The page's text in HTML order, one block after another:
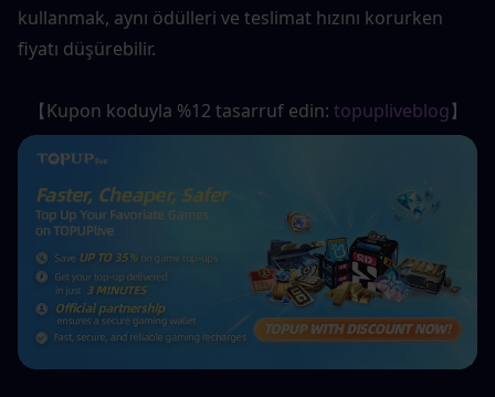
kullanmak, aynı ödülleri ve teslimat hızını korurken
fiyatı düşürebilir.
【Kupon koduyla %12 tasarruf edin: topupliveblog】